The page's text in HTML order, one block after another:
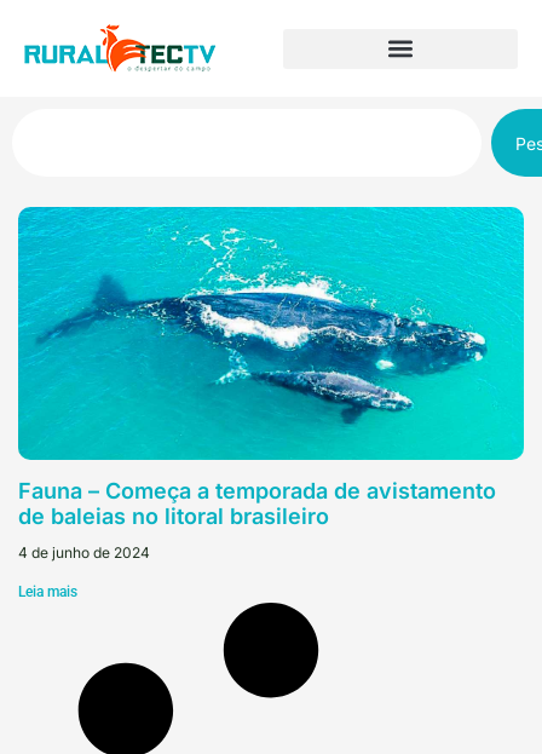
Fauna – Começa a temporada de avistamento
de baleias no litoral brasileiro
4 de junho de 2024
Leia mais